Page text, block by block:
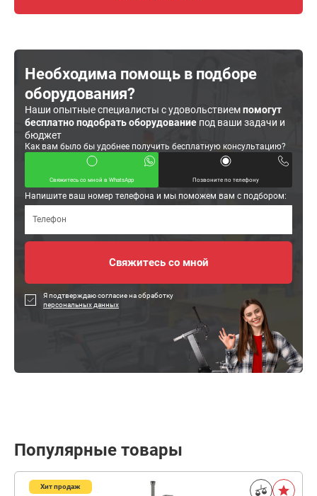
Необходима помощь в подборе
оборудования?
Наши опытные специалисты с удовольствиемпомогут
бесплатно подобрать оборудование под ваши задачи и
бюджет
Как вам было бы удобнее получить бесплатную консультацию?
Свяжитесь со мной в WhatsApp Позвоните по телефону
Напишите ваш номер телефона и мы поможем вам с подбором:
Я подтверждаю согласие на обработку
персональных данных
Популярные товары
Хит продаж